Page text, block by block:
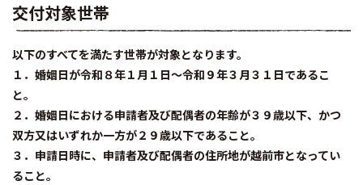
交付対象世帯
以下のすべてを満たす世帯が対象となります。
１．婚姻日が令和８年１月１日～令和９年３月３１日であるこ
と。
２．婚姻日における申請者及び配偶者の年齢が３９歳以下、かつ
双方又はいずれか一方が２９歳以下であること。
３．申請日時に、申請者及び配偶者の住所地が越前市となってい
ること。